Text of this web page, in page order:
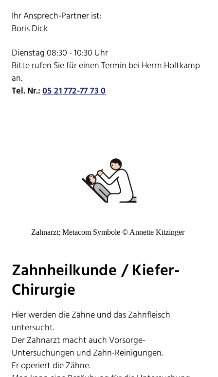
Ihr Ansprech-Partner ist:
Boris Dick
Dienstag 08:30 - 10:30 Uhr
Bitte rufen Sie für einen Termin bei Herrn Holtkamp
an.
Tel. Nr.:05 21 772-77 73 0
Zahnarzt; Metacom Symbole © Annette Kitzinger
Zahnheilkunde / Kiefer-
Chirurgie
Hier werden die Zähne und das Zahnfleisch
untersucht.
Der Zahnarzt macht auch Vorsorge-
Untersuchungen und Zahn-Reinigungen.
Er operiert die Zähne.